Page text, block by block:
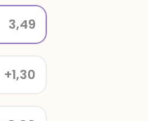
+1,30
3,49